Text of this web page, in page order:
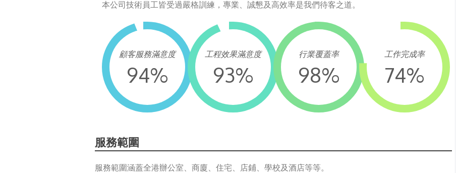
本公司技術員工皆受過嚴格訓練，專業、誠懇及高效率是我們待客之道。
顧客服務滿意度
94%
工程效果滿意度
93%
行業覆蓋率
98%
工作完成率
100%
服務範圍
服務範圍涵蓋全港辦公室、商廈、住宅、店鋪、學校及酒店等等。